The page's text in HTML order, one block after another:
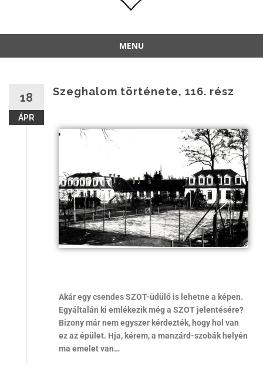
MENU
18
ÁPR
Szeghalom története, 116. rész
Akár egy csendes SZOT-üdülő is lehetne a képen.
Egyáltalán ki emlékezik még a SZOT jelentésére?
Bizony már nem egyszer kérdezték, hogy hol van
ez az épület. Hja, kérem, a manzárd-szobák helyén
ma emelet van…